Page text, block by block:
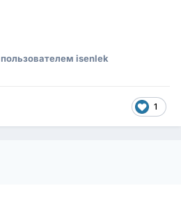
пользователем isenlek
1